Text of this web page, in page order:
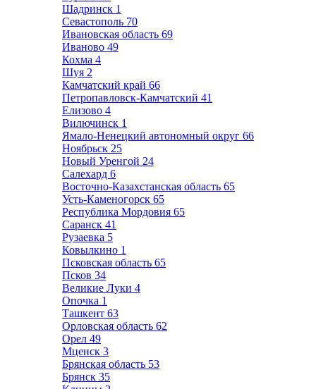
Шадринск 1
Севастополь 70
Ивановская область 69
Иваново 49
Кохма 4
Шуя 2
Камчатский край 66
Петропавловск-Камчатский 41
Елизово 4
Вилючинск 1
Ямало-Ненецкий автономный округ 66
Ноябрьск 25
Новый Уренгой 24
Салехард 6
Восточно-Казахстанская область 65
Усть-Каменогорск 65
Республика Мордовия 65
Саранск 41
Рузаевка 5
Ковылкино 1
Псковская область 65
Псков 34
Великие Луки 4
Опочка 1
Ташкент 63
Орловская область 62
Орел 49
Мценск 3
Брянская область 53
Брянск 35